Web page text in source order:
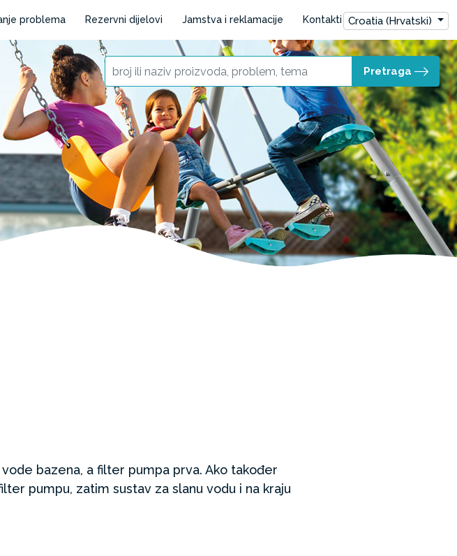
problema Rezervni dijelovi Jamstva i reklamacije Kontakti Croatia (Hrvatski)
Pretraga
bazena, a filter pumpa prva. Ako također
pumpu, zatim sustav za slanu vodu i na kraju